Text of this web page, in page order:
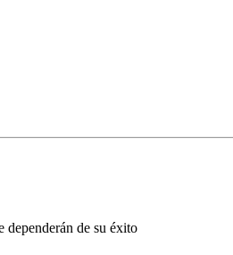
dependerán de su éxito